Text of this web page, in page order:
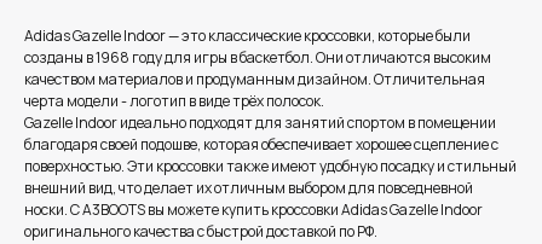
Adidas Gazelle Indoor — это классические кроссовки, которые были
созданы в 1968 году для игры в баскетбол. Они отличаются высоким
качеством материалов и продуманным дизайном. Отличительная
черта модели - логотип в виде трёх полосок.
Gazelle Indoor идеально подходят для занятий спортом в помещении
благодаря своей подошве, которая обеспечивает хорошее сцепление с
поверхностью. Эти кроссовки также имеют удобную посадку и стильный
внешний вид, что делает их отличным выбором для повседневной
носки. C A3BOOTS вы можете купить кроссовки Adidas Gazelle Indoor
оригинального качества с быстрой доставкой по РФ.